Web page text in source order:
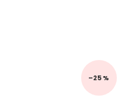
–25 %